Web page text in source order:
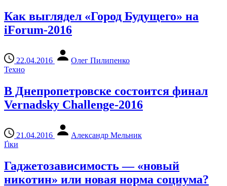
Как выглядел «Город Будущего» на
iForum-2016
22.04.2016
Олег Пилипенко
Техно
В Днепропетровске состоится финал
Vernadsky Challenge-2016
21.04.2016
Александр Мельник
Ґіки
Гаджетозависимость — «новый
никотин» или новая норма социума?